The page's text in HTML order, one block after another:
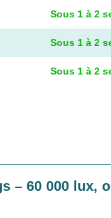
Sous 1 à 2
Sous 1 à 2
Sous 1 à 2
– 60 000 lux,